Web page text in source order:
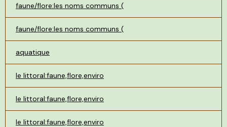
faune/flore:les noms communs (
faune/flore:les noms communs (
aquatique
le littoral:faune,flore,enviro
le littoral:faune,flore,enviro
le littoral:faune,flore,enviro